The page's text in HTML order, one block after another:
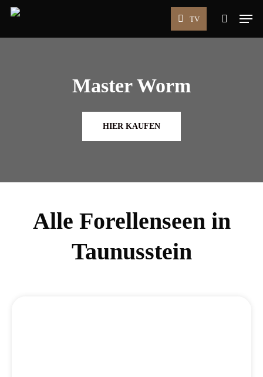
Skip
TV
search
Menu
Master Worm
HIER KAUFEN
Alle Forellenseen in
Taunusstein